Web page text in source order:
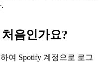
음인가요?
여 Spotify 계정으로 로그